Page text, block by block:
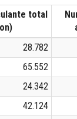
total
28.782
65.552
24.342
42.124